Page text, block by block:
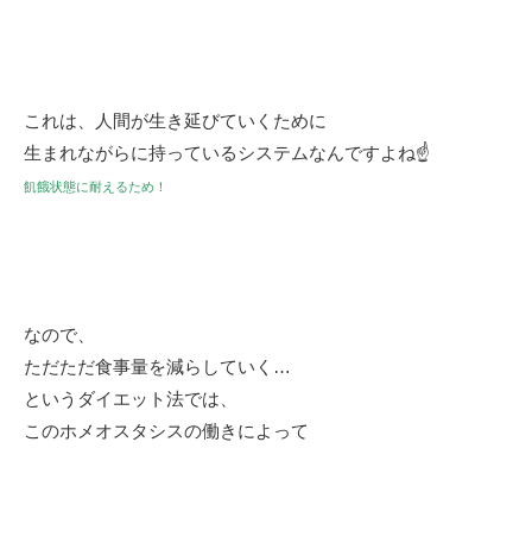
これは、人間が生き延びていくために
生まれながらに持っているシステムなんですよね☝️
飢餓状態に耐えるため！
なので、
ただただ食事量を減らしていく…
というダイエット法では、
このホメオスタシスの働きによって